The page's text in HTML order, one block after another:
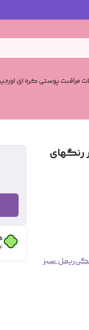
مراقبت پوستی کره ای
رنگهای
ریمل سبز
۴ قسط ماهانه. بدون سود، چک و ضامن.